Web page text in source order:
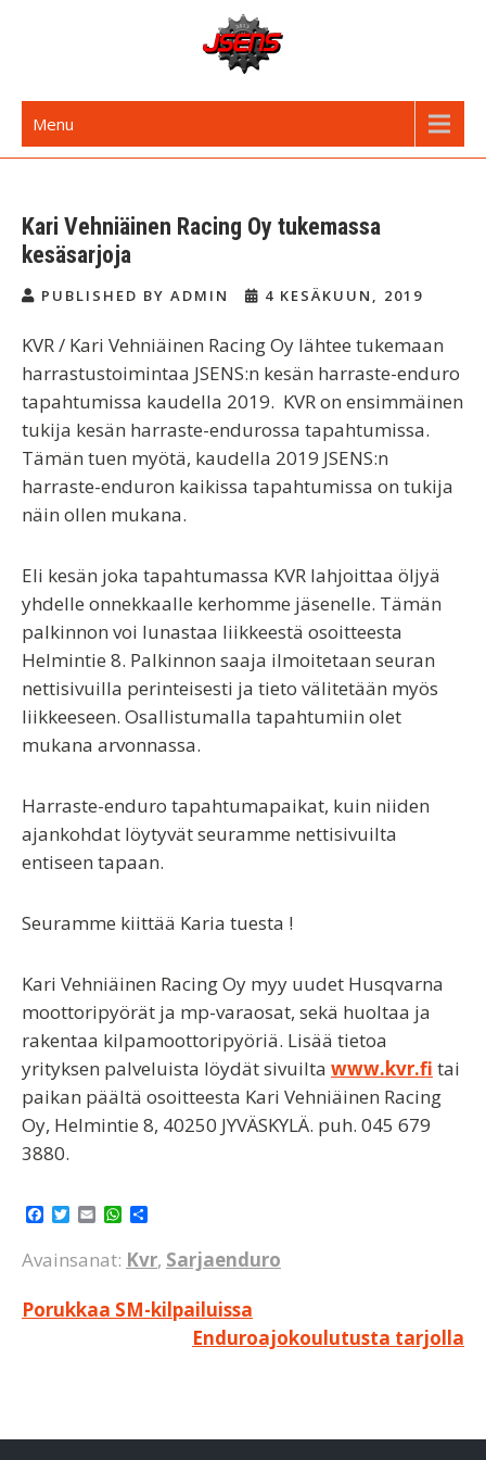
JSENS FI
Menu
Kari Vehniäinen Racing Oy tukemassa
kesäsarjoja
PUBLISHED BY ADMIN 4 KESÄKUUN, 2019
KVR / Kari Vehniäinen Racing Oy lähtee tukemaan
harrastustoimintaa JSENS:n kesän harraste-enduro
tapahtumissa kaudella 2019. KVR on ensimmäinen
tukija kesän harraste-endurossa tapahtumissa.
Tämän tuen myötä, kaudella 2019 JSENS:n
harraste-enduron kaikissa tapahtumissa on tukija
näin ollen mukana.
Eli kesän joka tapahtumassa KVR lahjoittaa öljyä
yhdelle onnekkaalle kerhomme jäsenelle. Tämän
palkinnon voi lunastaa liikkeestä osoitteesta
Helmintie 8. Palkinnon saaja ilmoitetaan seuran
nettisivuilla perinteisesti ja tieto välitetään myös
liikkeeseen. Osallistumalla tapahtumiin olet
mukana arvonnassa.
Harraste-enduro tapahtumapaikat, kuin niiden
ajankohdat löytyvät seuramme nettisivuilta
entiseen tapaan.
Seuramme kiittää Karia tuesta !
Kari Vehniäinen Racing Oy myy uudet Husqvarna
moottoripyörät ja mp-varaosat, sekä huoltaa ja
rakentaa kilpamoottoripyöriä. Lisää tietoa
yrityksen palveluista löydät sivuilta www.kvr.fi tai
paikan päältä osoitteesta Kari Vehniäinen Racing
Oy, Helmintie 8, 40250 JYVÄSKYLÄ. puh. 045 679
3880.
e
o
o
T
t
e
r
i
W
a
t
A
p
a
r
Avainsanat: Kvr, Sarjaenduro
Artikkelien
Porukkaa SM-kilpailuissa
Enduroajokoulutusta tarjolla